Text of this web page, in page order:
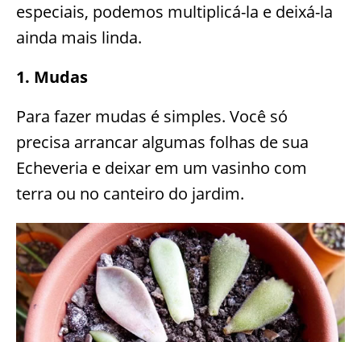
especiais, podemos multiplicá-la e deixá-la
ainda mais linda.
1. Mudas
Para fazer mudas é simples. Você só
precisa arrancar algumas folhas de sua
Echeveria e deixar em um vasinho com
terra ou no canteiro do jardim.